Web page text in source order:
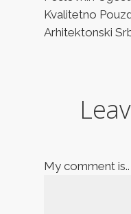
Kvalitetno
Arhitektonski
My comment is..